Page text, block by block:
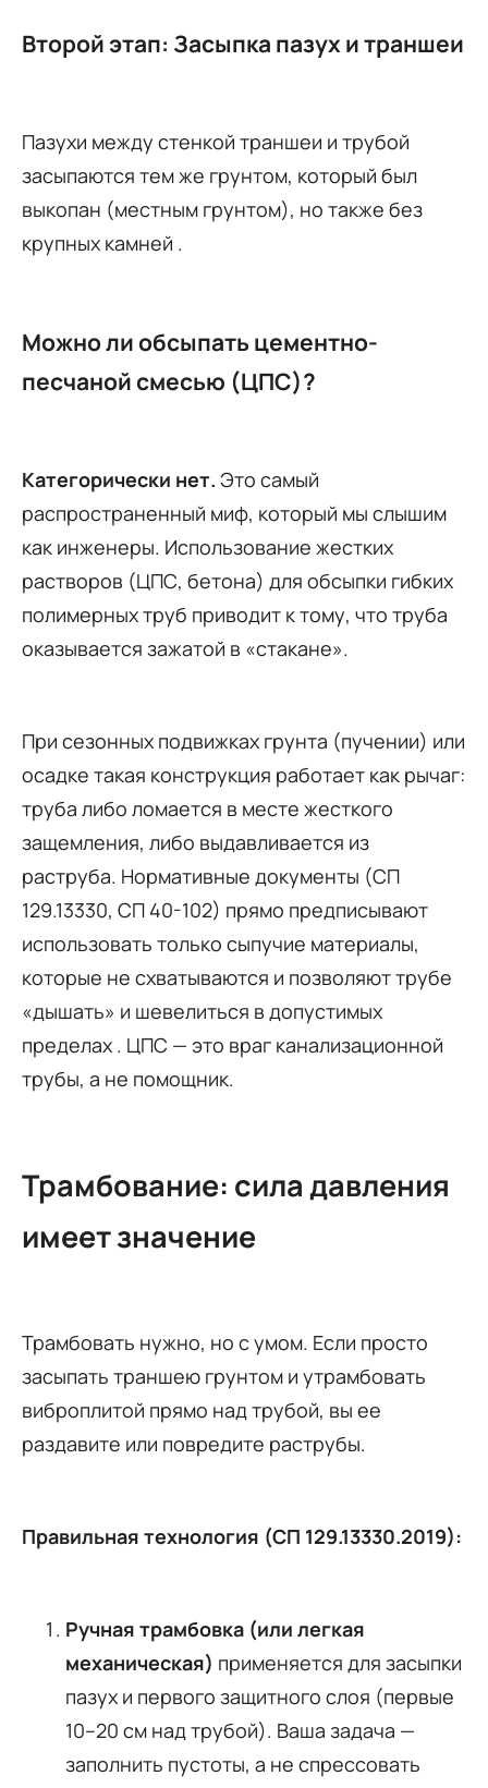
Второй этап: Засыпка пазух и траншеи
Пазухи между стенкой траншеи и трубой
засыпаются тем же грунтом, который был
выкопан (местным грунтом), но также без
крупных камней .
Можно ли обсыпать цементно-
песчаной смесью (ЦПС)?
Категорически нет. Это самый
распространенный миф, который мы слышим
как инженеры. Использование жестких
растворов (ЦПС, бетона) для обсыпки гибких
полимерных труб приводит к тому, что труба
оказывается зажатой в «стакане».
При сезонных подвижках грунта (пучении) или
осадке такая конструкция работает как рычаг:
труба либо ломается в месте жесткого
защемления, либо выдавливается из
раструба. Нормативные документы (СП
129.13330, СП 40-102) прямо предписывают
использовать только сыпучие материалы,
которые не схватываются и позволяют трубе
«дышать» и шевелиться в допустимых
пределах . ЦПС — это враг канализационной
трубы, а не помощник.
Трамбование: сила давления
имеет значение
Трамбовать нужно, но с умом. Если просто
засыпать траншею грунтом и утрамбовать
виброплитой прямо над трубой, вы ее
раздавите или повредите раструбы.
Правильная технология (СП 129.13330.2019):
Ручная трамбовка (или легкая
механическая) применяется для засыпки
пазух и первого защитного слоя (первые
10–20 см над трубой). Ваша задача —
заполнить пустоты, а не спрессовать